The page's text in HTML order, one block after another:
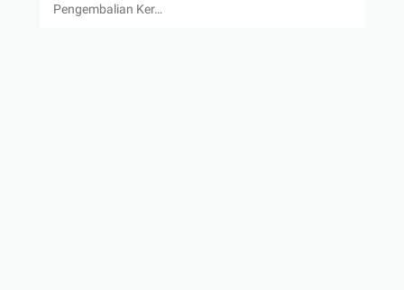
Pengembalian Ker…